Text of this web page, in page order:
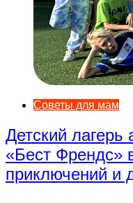
Советы для мам
Детский лагерь
«Бест Френдс»
приключений и